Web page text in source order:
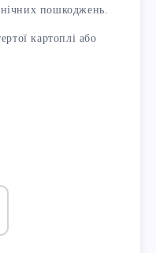
пошкоджень.
картоплі або